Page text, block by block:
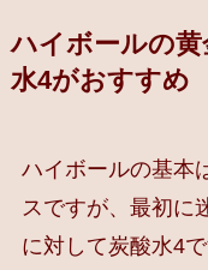
ハイボールの
水4がおすすめ
ハイボールの基本
スですが、最初に
に対して炭酸水4